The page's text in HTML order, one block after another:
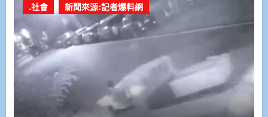
.社會 新聞來源:記者爆料網